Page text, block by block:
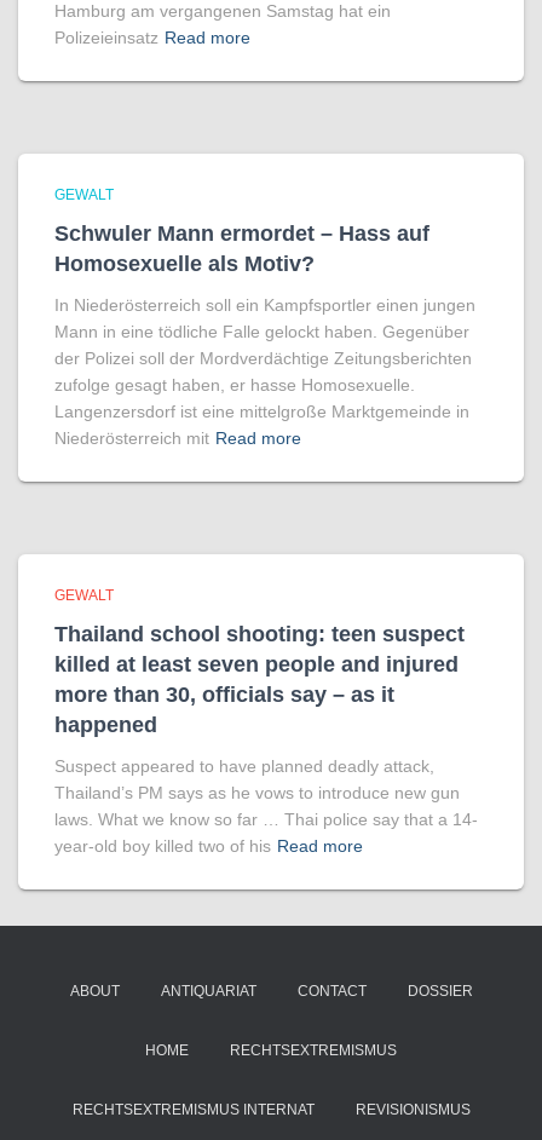
Hamburg am vergangenen Samstag hat ein
Polizeieinsatz Read more
GEWALT
Schwuler Mann ermordet – Hass auf
Homo­sexuelle als Motiv?
In Niederösterreich soll ein Kampfsportler einen jungen
Mann in eine tödliche Falle gelockt haben. Gegenüber
der Polizei soll der Mordverdächtige Zeitungsberichten
zufolge gesagt haben, er hasse Homosexuelle.
Langenzersdorf ist eine mittelgroße Marktgemeinde in
Niederösterreich mit Read more
GEWALT
Thailand school shooting: teen suspect
killed at least seven people and injured
more than 30, officials say – as it
happened
Suspect appeared to have planned deadly attack,
Thailand’s PM says as he vows to introduce new gun
laws. What we know so far … Thai police say that a 14-
year-old boy killed two of his Read more
ABOUT ANTIQUARIAT CONTACT DOSSIER
HOME RECHTSEXTREMISMUS
RECHTSEXTREMISMUS INTERNAT REVISIONISMUS